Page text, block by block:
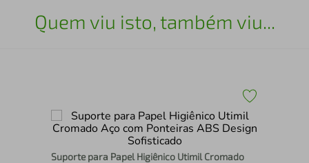
Quem viu isto, também viu...
Suporte para Papel Higiênico Utimil Cromado